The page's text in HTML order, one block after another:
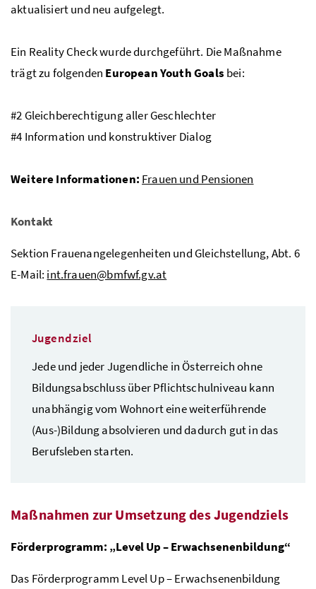
aktualisiert und neu aufgelegt.
Ein Reality Checkwurde durchgeführt. Die Maßnahme
trägt zu folgenden European Youth Goals bei:
#2 Gleichberechtigung aller Geschlechter
#4 Information und konstruktiver Dialog
Weitere Informationen: Frauen und Pensionen
Kontakt
Sektion Frauenangelegenheiten und Gleichstellung, Abt. 6
E-Mail: int.frauen@bmfwf.gv.at
Jugendziel
Jede und jeder Jugendliche in Österreich ohne
Bildungsabschluss über Pflichtschulniveau kann
unabhängig vom Wohnort eine weiterführende
(Aus-)Bildung absolvieren und dadurch gut in das
Berufsleben starten.
Maßnahmen zur Umsetzung des Jugendziels
Förderprogramm: „Level Up– Erwachsenenbildung“
Das Förderprogramm Level Up– Erwachsenenbildung